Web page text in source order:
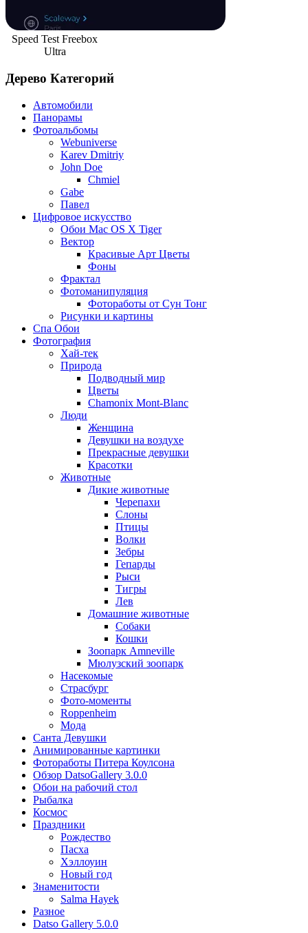
Speed Test Freebox
Ultra
Дерево Категорий
Автомобили
Панорамы
Фотоальбомы
Webuniverse
Karev Dmitriy
John Doe
Chmiel
Gabe
Павел
Цифровое искусство
Обои Mac OS X Tiger
Вектор
Красивые Арт Цветы
Фоны
Фрактал
Фотоманипуляция
Фотоработы от Сун Тонг
Рисунки и картины
Спа Обои
Фотография
Хай-тек
Природа
Подводный мир
Цветы
Chamonix Mont-Blanc
Люди
Женщина
Девушки на воздухе
Прекрасные девушки
Красотки
Животные
Дикие животные
Черепахи
Слоны
Птицы
Волки
Зебры
Гепарды
Рыси
Тигры
Лев
Домашние животные
Собаки
Кошки
Зоопарк Amneville
Мюлузский зоопарк
Насекомые
Страсбург
Фото-моменты
Roppenheim
Мода
Санта Девушки
Aнимированные картинки
Фотоработы Питера Коулсона
Обзор DatsoGallery 3.0.0
Обои на рабочий стол
Рыбалка
Космос
Праздники
Рождество
Пасха
Хэллоуин
Новый год
Знаменитости
Salma Hayek
Разное
Datso Gallery 5.0.0